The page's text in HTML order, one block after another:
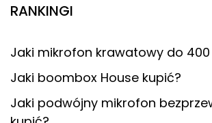
RANKINGI
Jaki mikrofon krawatowy do 400
Jaki boombox House kupić?
Jaki podwójny mikrofon